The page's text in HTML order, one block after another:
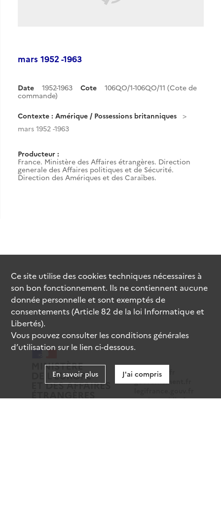
mars 1952 -1963
Date 1952-1963 Cote
106QO/1-106QO/11 (Cote de
commande)
Contexte : Amérique / Possessions britanniques
mars 1952 -1963
Producteur :
France. Ministère des Affaires étrangères. Direction
generale des Affaires politiques et de Sécurité.
Direction des Amériques et des Caraïbes.
data.gouv.fr
gouvernement.fr
service-public.fr
Ce site utilise descookiestechniques nécessaires à
son bon fonctionnement. Ils ne contiennent aucune
donnée personnelle et sont exemptés de
consentements (Article 82 de la loi Informatique et
Libertés).
Vous pouvez consulter les conditions générales
d’utilisation sur le lien ci-dessous.
En savoir plus J'ai compris